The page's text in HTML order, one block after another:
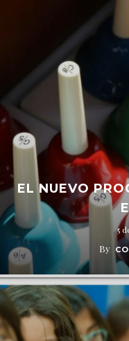
EL NUEVO
5
By